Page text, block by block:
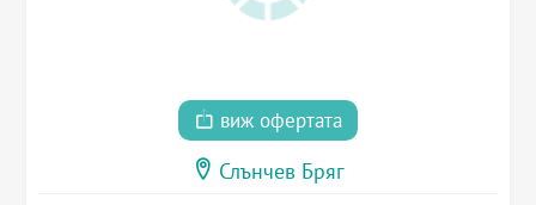
виж офертата
Слънчев Бряг